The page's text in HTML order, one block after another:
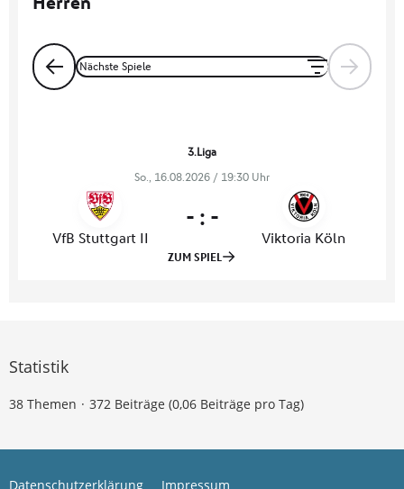
Statistik
38 Themen 372 Beiträge (0,06 Beiträge pro Tag)
Datenschutzerklärung Impressum